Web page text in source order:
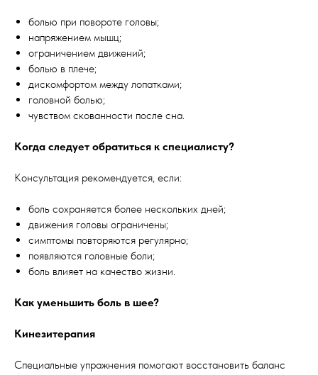
болью при повороте головы;
напряжением мышц;
ограничением движений;
болью в плече;
дискомфортом между лопатками;
головной болью;
чувством скованности после сна.
Когда следует обратиться к специалисту?
Консультация рекомендуется, если:
боль сохраняется более нескольких дней;
движения головы ограничены;
симптомы повторяются регулярно;
появляются головные боли;
боль влияет на качество жизни.
Как уменьшить боль в шее?
Кинезитерапия
Специальные упражнения помогают восстановить баланс